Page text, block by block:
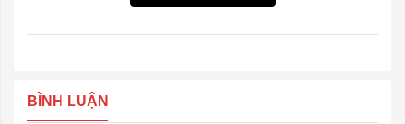
BÌNH LUẬN